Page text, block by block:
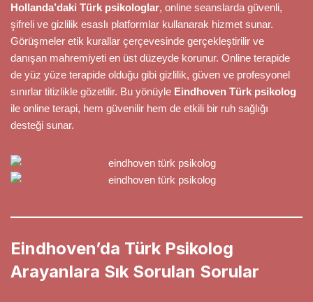
Hollanda’daki Türk psikologlar, online seanslarda güvenli,
şifreli ve gizlilik esaslı platformlar kullanarak hizmet sunar.
Görüşmeler etik kurallar çerçevesinde gerçekleştirilir ve
danışan mahremiyeti en üst düzeyde korunur. Online terapide
de yüz yüze terapide olduğu gibi gizlilik, güven ve profesyonel
sınırlar titizlikle gözetilir. Bu yönüyle Eindhoven Türk psikolog
ile online terapi, hem güvenilir hem de etkili bir ruh sağlığı
desteği sunar.
Eindhoven’da Türk Psikolog
Arayanlara Sık Sorulan Sorular